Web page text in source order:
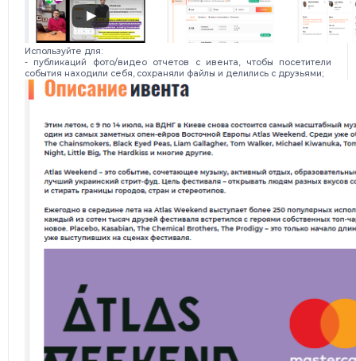
Используйте для:
- публикаций фото/видео отчетов с ивента, чтобы посетители
события находили себя, сохраняли файлы и делились с друзьями;